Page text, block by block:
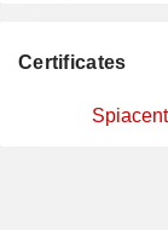
Certificates